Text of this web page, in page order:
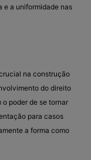
e a uniformidade nas
na construção
do direito
poder de se tornar
para casos
a forma como